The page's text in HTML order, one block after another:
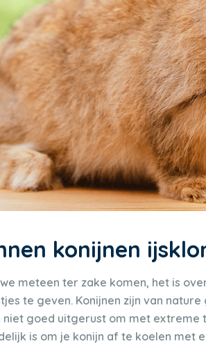
konijnen
meteen ter zake komen, het is
te geven. Konijnen zijn van
niet goed uitgerust om met extreme
is om je konijn af te koelen met